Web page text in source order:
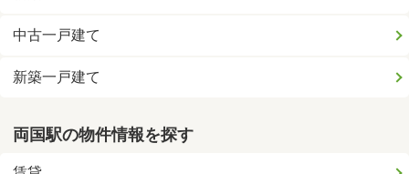
中古一戸建て
新築一戸建て
両国駅の物件情報を探す